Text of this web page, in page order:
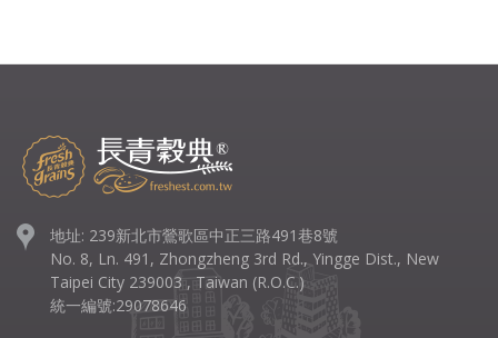
地址: 239新北市鶯歌區中正三路491巷8號
No. 8, Ln. 491, Zhongzheng 3rd Rd., Yingge Dist., New
Taipei City 239003 , Taiwan (R.O.C.)
統一編號:29078646